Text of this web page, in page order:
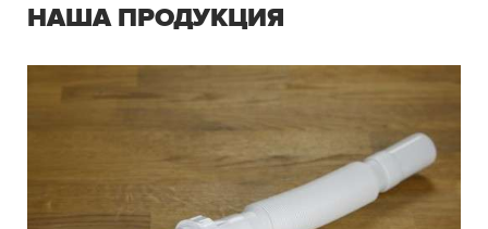
НАША ПРОДУКЦИЯ